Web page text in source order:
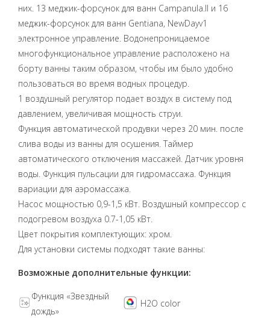
них. 13 меджик-форсунок для ванн Campanula.II и 16
меджик-форсунок для ванн Gentiana, NewDayv1
электронное управление. Водонепроницаемое
многофункциональное управление расположено на
борту ванны таким образом, чтобы им было удобно
пользоваться во время водных процедур.
1 воздушный регулятор подает воздух в систему под
давлением, увеличивая мощность струи.
Функция автоматической продувки через 20 мин. после
слива воды из ванны для осушения. Таймер
автоматического отключения массажей. Датчик уровня
воды. Функция пульсации для гидромассажа. Функция
вариации для аэромассажа.
Насос мощностью 0,9-1,5 кВт. Воздушный компрессор с
подогревом воздуха 0.7-1,05 кВт.
Цвет покрытия комплектующих: хром.
Для установки системы подходят такие ванны:
Возможные дополнительные функции:
Функция «Звездный
дождь»
H2O color